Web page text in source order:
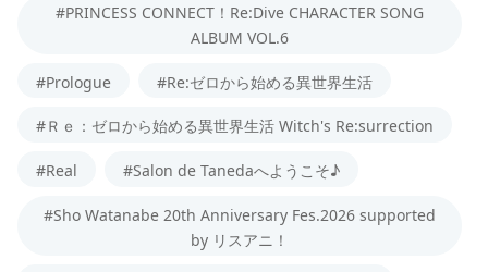
#PRINCESS CONNECT！Re:Dive CHARACTER SONG
ALBUM VOL.6
#Prologue #Re:ゼロから始める異世界生活
#Ｒｅ：ゼロから始める異世界生活 Witch's Re:surrection
#Real #Salon de Tanedaへようこそ♪
#Sho Watanabe 20th Anniversary Fes.2026 supported
by リスアニ！